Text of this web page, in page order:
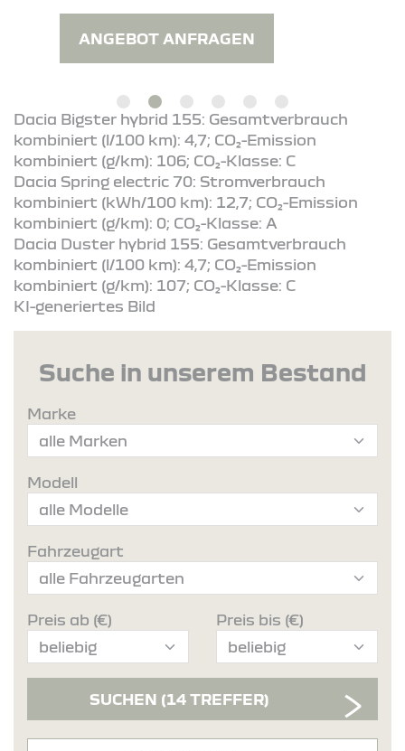
ANGEBOT ANFRAGEN
Dacia Bigster hybrid 155: Gesamtverbrauch
kombiniert (l/100 km): 4,7; CO₂-Emission
kombiniert (g/km): 106; CO₂-Klasse: C
Dacia Spring electric 70: Stromverbrauch
kombiniert (kWh/100 km): 12,7; CO₂-Emission
kombiniert (g/km): 0; CO₂-Klasse: A
Dacia Duster hybrid 155: Gesamtverbrauch
kombiniert (l/100 km): 4,7; CO₂-Emission
kombiniert (g/km): 107; CO₂-Klasse: C
KI-generiertes Bild
Suche in unserem Bestand
Marke
Modell
Fahrzeugart
Preis ab (€) Preis bis (€)
SUCHEN (14 TREFFER)